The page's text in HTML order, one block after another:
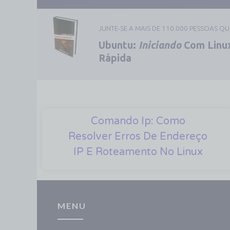
JUNTE-SE A MAIS DE 110.000 PESSOAS
Ubuntu: IniciandoCom
Rápida
Comando Ip: Como
Resolver Erros De Endereço
IP E Roteamento No Linux
MENU